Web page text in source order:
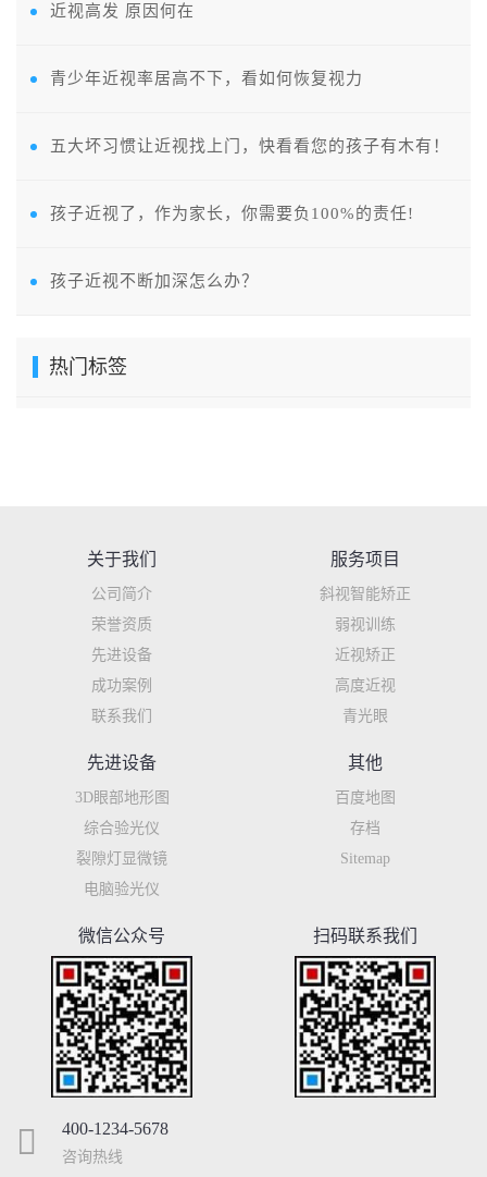
近视高发 原因何在
青少年近视率居高不下，看如何恢复视力
五大坏习惯让近视找上门，快看看您的孩子有木有！
孩子近视了，作为家长，你需要负100%的责任!
孩子近视不断加深怎么办？
热门标签
关于我们
公司简介
荣誉资质
先进设备
成功案例
联系我们
服务项目
斜视智能矫正
弱视训练
近视矫正
高度近视
青光眼
先进设备
3D眼部地形图
综合验光仪
裂隙灯显微镜
电脑验光仪
其他
百度地图
存档
Sitemap
微信公众号 扫码联系我们
400-1234-5678
咨询热线